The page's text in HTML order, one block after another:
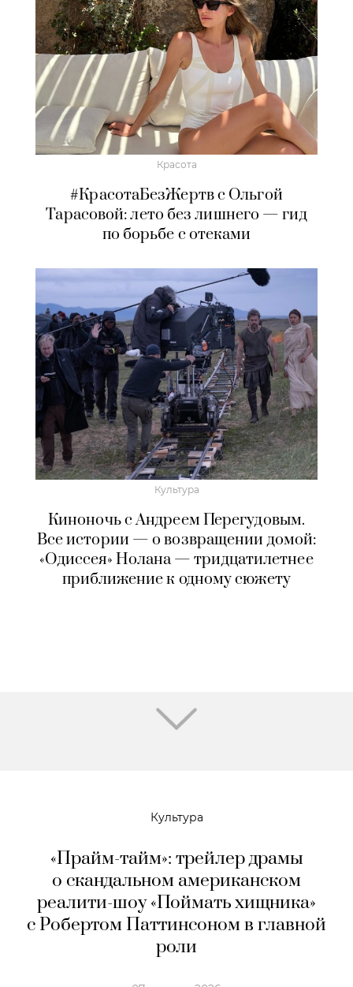
Красота
#КрасотаБезЖертв с Ольгой
Тарасовой: лето без лишнего — гид
по борьбе с отеками
Культура
Киноночь с Андреем Перегудовым.
Все истории — о возвращении домой:
«Одиссея» Нолана — тридцатилетнее
приближение к одному сюжету
Культура
«Прайм-тайм»: трейлер драмы
о скандальном американском
реалити-шоу «Поймать хищника»
с Робертом Паттинсоном в главной
роли